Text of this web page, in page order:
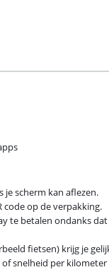
je scherm kan aflezen.
code op de verpakking.
te betalen ondanks dat
fietsen) krijg je
snelheid per kilometer